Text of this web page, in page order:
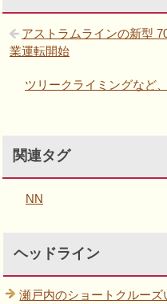
アストラムラインの新型
業運転開始
ツリークライミングなど
関連タグ
NN
ヘッドライン
瀬戸内のショートクルー